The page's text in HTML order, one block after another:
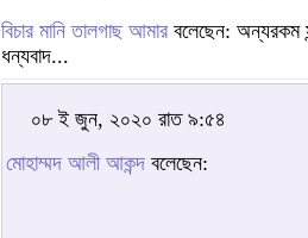
বিচার মানি তালগাছ আমার বলেছেন: অন্যরকম
ধন্যবাদ...
০৮ ই জুন, ২০২০ রাত ৯:৫৪
মোহাম্মদ আলী আকন্দ বলেছেন: